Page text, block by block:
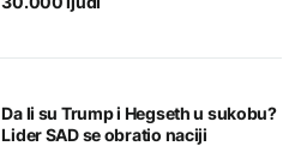
Da li su Trump i Hegseth u sukobu?
Lider SAD se obratio naciji